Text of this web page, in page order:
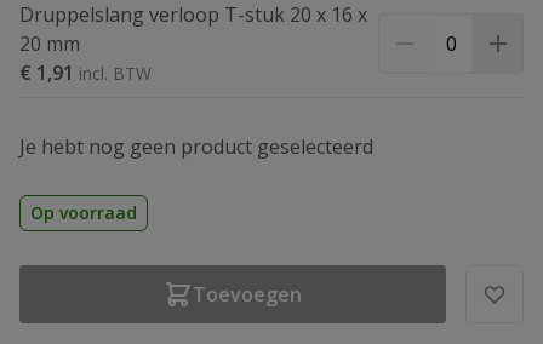
Druppelslang verloop T-stuk 20 x 16 x
20 mm
€ 1,91
Je hebt nog geen product geselecteerd
Op voorraad
Toevoegen